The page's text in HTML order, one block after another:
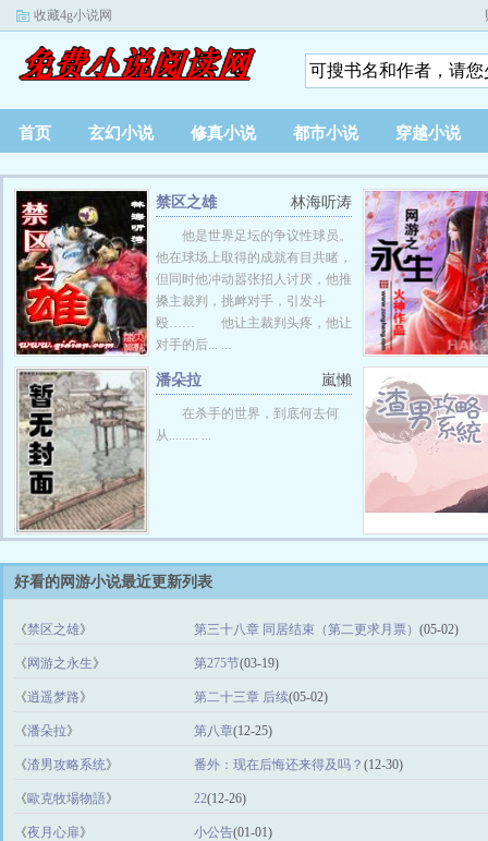
收藏4g小说网
首页 玄幻小说 修真小说 都市小说 穿越小说
林海听涛
禁区之雄
他是世界足坛的争议性球员。
他在球场上取得的成就有目共睹，
但同时他冲动嚣张招人讨厌，他推
搡主裁判，挑衅对手，引发斗
殴…… 他让主裁判头疼，他让
对手的后... ...
嵐懶
潘朵拉
在杀手的世界，到底何去何
从......... ...
好看的网游小说最近更新列表
《禁区之雄》 第三十八章 同居结束（第二更求月票） (05-02)
《 网游之永生》 第275节(03-19)
《逍遥梦路》 第二十三章 后续(05-02)
《潘朵拉》 第八章(12-25)
《渣男攻略系统》 番外：现在后悔还来得及吗？ (12-30)
《歐克牧場物語》 22(12-26)
《夜月心扉》 小公告(01-01)